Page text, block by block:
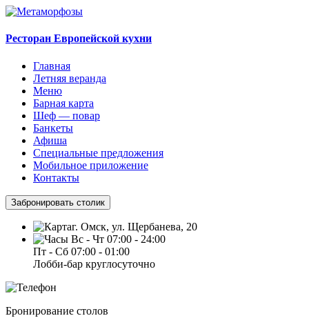
Ресторан Европейской кухни
Главная
Летняя веранда
Меню
Барная карта
Шеф — повар
Банкеты
Афиша
Специальные предложения
Мобильное приложение
Контакты
Забронировать столик
г. Омск, ул. Щербанева, 20
Вс - Чт 07:00 - 24:00
Пт - Сб 07:00 - 01:00
Лобби-бар круглосуточно
Бронирование столов